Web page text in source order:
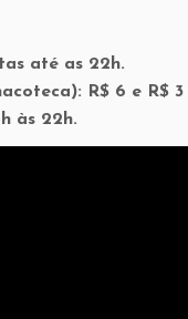
até as 22h.
R$ 6 e R$ 3
às 22h.